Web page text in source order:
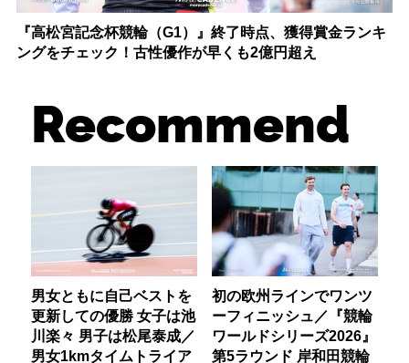
『高松宮記念杯競輪（G1）』終了時点、獲得賞金ランキ
ングをチェック！古性優作が早くも2億円超え
Recommend
男女ともに自己ベストを
更新しての優勝 女子は池
川楽々 男子は松尾泰成／
男女1kmタイムトライア
初の欧州ラインでワンツ
ーフィニッシュ／『競輪
ワールドシリーズ2026』
第5ラウンド 岸和田競輪